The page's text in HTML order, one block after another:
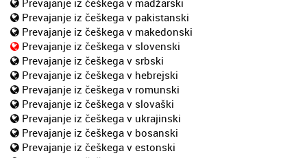
Prevajanje iz češkega v pakistanski
Prevajanje iz češkega v makedonski
Prevajanje iz češkega v slovenski
Prevajanje iz češkega v srbski
Prevajanje iz češkega v hebrejski
Prevajanje iz češkega v romunski
Prevajanje iz češkega v slovaški
Prevajanje iz češkega v ukrajinski
Prevajanje iz češkega v bosanski
Prevajanje iz češkega v estonski